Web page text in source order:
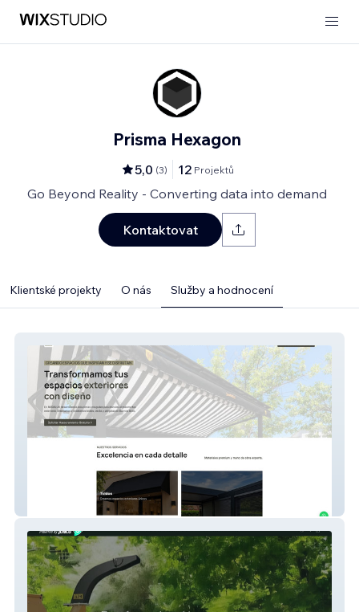
Prisma Hexagon
5,0 (3) 12 Projektů
Go Beyond Reality - Converting data into demand
Kontaktovat
Klientské projekty O nás Služby a hodnocení